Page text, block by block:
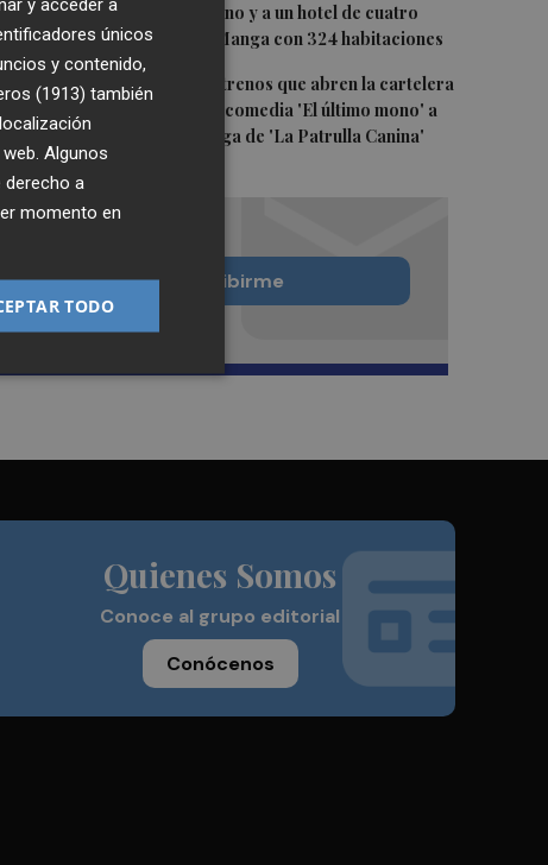
transporte urbano y a un hotel de cuatro
estrellas en La Manga con 324 habitaciones
5 Estos son los estrenos que abren la cartelera
en agosto: de la comedia 'El último mono' a
una nueva entrega de 'La Patrulla Canina'
Quiero suscribirme
Quienes Somos
Conoce al grupo editorial
Conócenos
únicos
y contenido,
(1913) también
Algunos
derecho a
momento en
TODO